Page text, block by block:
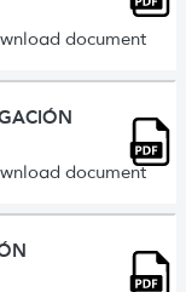
document
document